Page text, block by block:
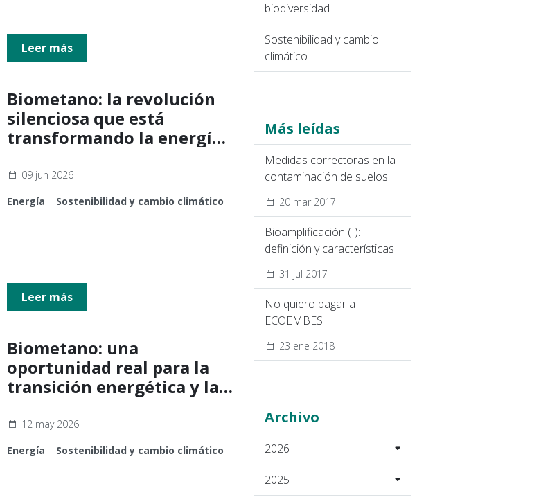
biodiversidad
Sostenibilidad y cambio
climático
Más leídas
Medidas correctoras en la
contaminación de suelos
20 mar 2017
Bioamplificación (I):
definición y características
31 jul 2017
No quiero pagar a
ECOEMBES
23 ene 2018
Archivo
2026
2025
Leer más
Biometano: la revolución
silenciosa que está
transformando la energía
oportunidades para Brasil
09 jun 2026
Energía
Sostenibilidad y cambio climático
Leer más
Biometano: una
oportunidad real para la
transición energética y la
12 may 2026
Energía
Sostenibilidad y cambio climático